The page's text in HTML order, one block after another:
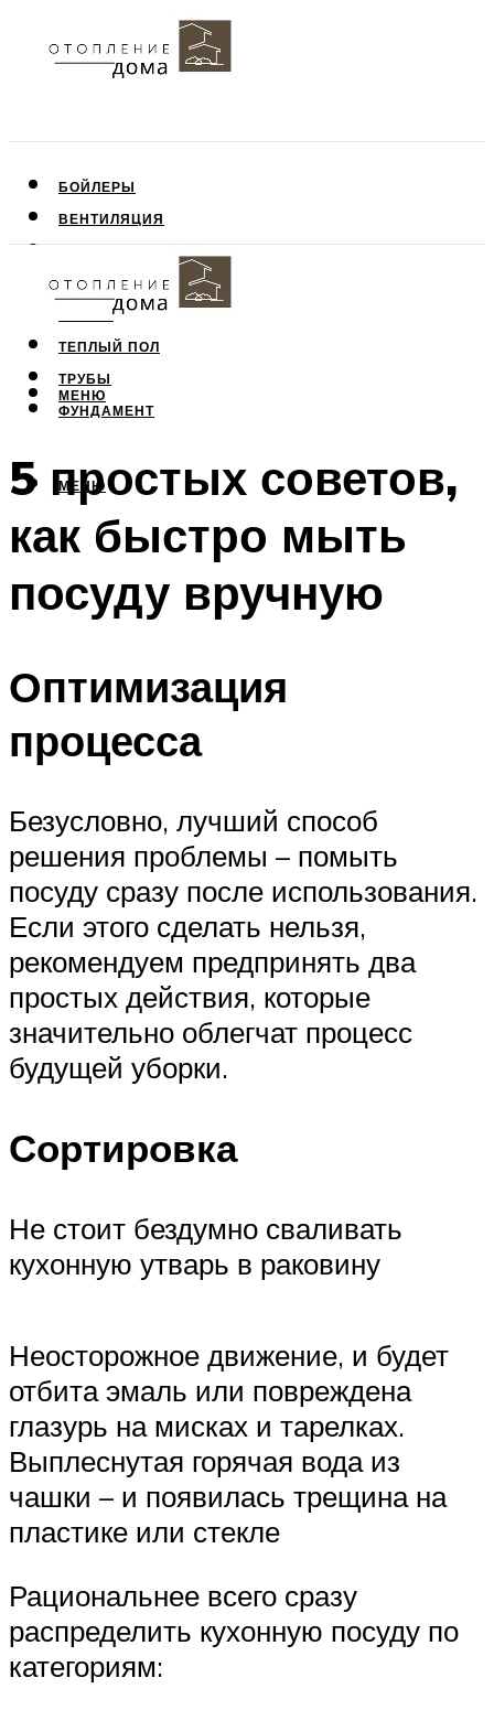
БОЙЛЕРЫ
ВЕНТИЛЯЦИЯ
ПОТОЛОК
СТЕНЫ
ТЕПЛЫЙ ПОЛ
ТРУБЫ
ФУНДАМЕНТ
МЕНЮ
МЕНЮ
5 простых советов,
как быстро мыть
посуду вручную
Оптимизация
процесса
Безусловно, лучший способ
решения проблемы – помыть
посуду сразу после использования.
Если этого сделать нельзя,
рекомендуем предпринять два
простых действия, которые
значительно облегчат процесс
будущей уборки.
Сортировка
Не стоит бездумно сваливать
кухонную утварь в раковину
Неосторожное движение, и будет
отбита эмаль или повреждена
глазурь на мисках и тарелках.
Выплеснутая горячая вода из
чашки – и появилась трещина на
пластике или стекле
Рациональнее всего сразу
распределить кухонную посуду по
категориям: